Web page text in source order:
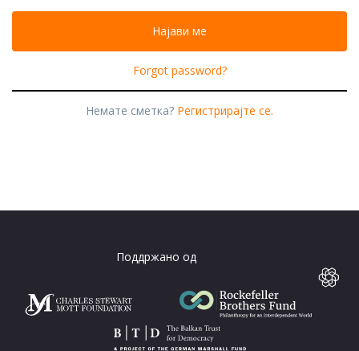
Forgot password?
Немате сметка? Регистрирајте се.
Поддржано од